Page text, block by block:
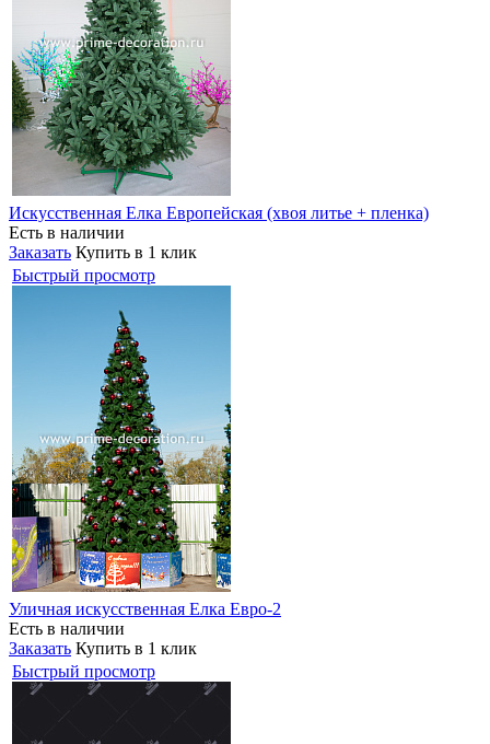
Искусственная Елка Европейская (хвоя литье + пленка)
Есть в наличии
Заказать Купить в 1 клик
Быстрый просмотр
Уличная искусственная Елка Евро-2
Есть в наличии
Заказать Купить в 1 клик
Быстрый просмотр